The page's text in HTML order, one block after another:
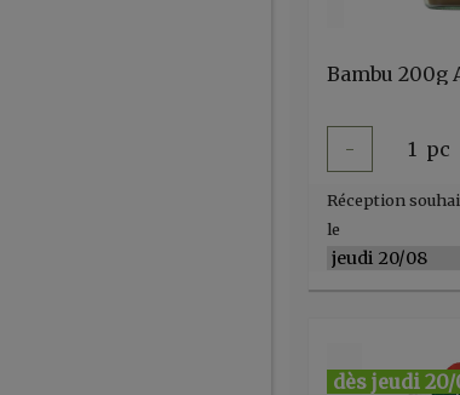
Bambu 200g
- 1 pc
Réception
le
dès jeudi